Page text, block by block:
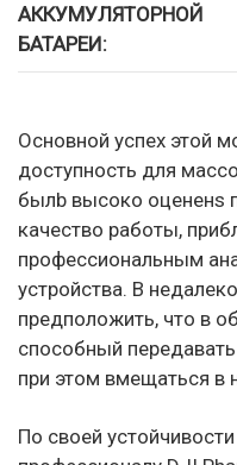
АККУМУЛЯТОРНОЙ
БАТАРЕИ:
Основной успех этой
доступность для
былb высоко оцененs
качество работы,
профессиональным
устройства. В
предположить, что в
способный
при этом вмещаться в
По своей